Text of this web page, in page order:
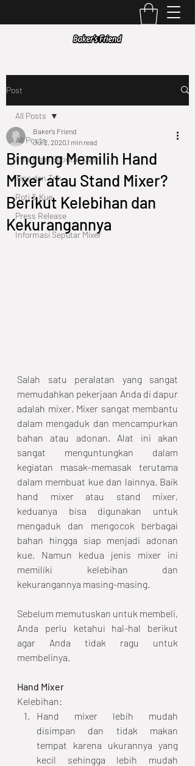
Post
All Posts
Informasi Seputar Oven
Tips dan Trik
Roti & Kue
Press Release
Informasi Seputar Mixer
All Posts
Bingung Memilih Hand
Mixer atau Stand Mixer?
Berikut Kelebihan dan
Kekurangannya
Baker's Friend
Jul 2, 2020 1 min read
Salah satu peralatan yang sangat
memudahkan pekerjaan Anda di dapur
adalah mixer. Mixer sangat membantu
dalam mengaduk dan mencampurkan
bahan atau adonan. Alat ini akan
sangat menguntungkan dalam
kegiatan masak-memasak terutama
dalam membuat kue dan lainnya. Baik
hand mixer atau stand mixer,
keduanya bisa digunakan untuk
mengaduk dan mengocok berbagai
bahan hingga siap menjadi adonan
kue. Namun kedua jenis mixer ini
memiliki kelebihan dan
kekurangannya masing-masing.
Sebelum memutuskan untuk membeli,
Anda perlu ketahui hal-hal berikut
agar Anda tidak ragu untuk
membelinya.
Hand Mixer
Kelebihan:
Hand mixer lebih mudah
disimpan dan tidak makan
tempat karena ukurannya yang
kecil sehingga lebih mudah